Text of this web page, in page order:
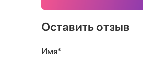
Оставить отзыв
Имя*